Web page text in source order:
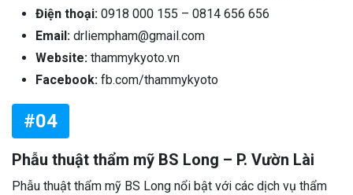
Điện thoại: 0918 000 155 – 0814 656 656
Email: drliempham@gmail.com
Website: thammykyoto.vn
Facebook: fb.com/thammykyoto
#04
Phẫu thuật thẩm mỹ BS Long – P. Vườn Lài
Phẫu thuật thẩm mỹ BS Long nổi bật với các dịch vụ thẩm